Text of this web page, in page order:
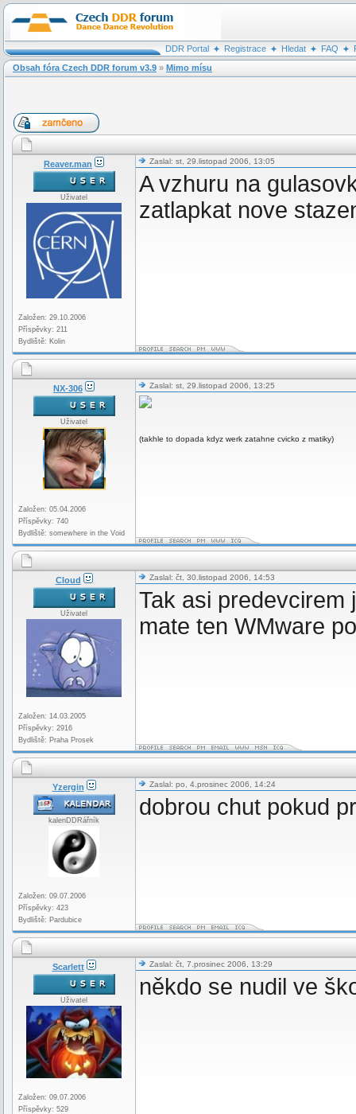
DDR Portal Registrace Hledat FAQ
Obsah fóra Czech DDR forum v3.9 » Mimo mísu
Reaver.man
Uživatel
Založen: 29.10.2006
Příspěvky: 211
Bydliště: Kolin
Zaslal: st, 29.listopad 2006, 13:05
A vzhuru na
zatlapkat nove
NX-306
Uživatel
Založen: 05.04.2006
Příspěvky: 740
Bydliště: somewhere in the Void
Zaslal: st, 29.listopad 2006, 13:25
(takhle to dopada kdyz werk zatahne cvicko z matiky)
Cloud
Uživatel
Založen: 14.03.2005
Příspěvky: 2916
Bydliště: Praha Prosek
Zaslal: čt, 30.listopad 2006, 14:53
Tak asi
mate ten WMware
Yzergin
kalenDDRářník
Založen: 09.07.2006
Příspěvky: 423
Bydliště: Pardubice
Zaslal: po, 4.prosinec 2006, 14:24
dobrou chut pokud
Scarlett
Uživatel
Založen: 09.07.2006
Příspěvky: 529
Zaslal: čt, 7.prosinec 2006, 13:29
někdo se nudil ve